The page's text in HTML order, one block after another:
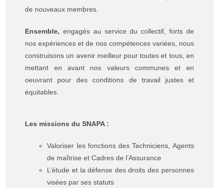
de nouveaux membres.
Ensemble, engagés au service du collectif, forts de
nos expériences et de nos compétences variées, nous
construisons un avenir meilleur pour toutes et tous, en
mettant en avant nos valeurs communes et en
oeuvrant pour des conditions de travail justes et
équitables.
Les missions du SNAPA :
Valoriser les fonctions des Techniciens, Agents
de maîtrise et Cadres de l’Assurance
L’étude et la défense des droits des personnes
visées par ses statuts